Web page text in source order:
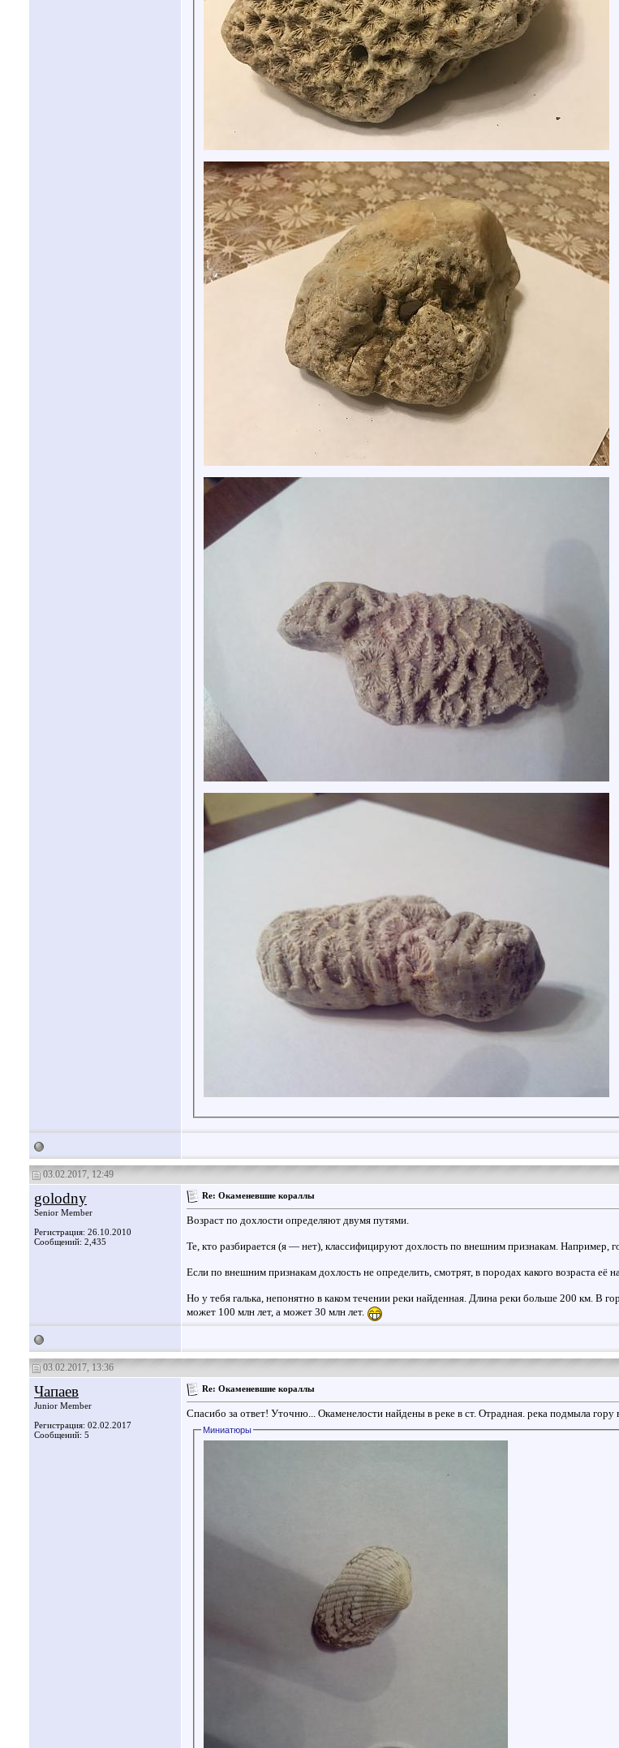
03.02.2017, 12:49
golodny
Senior Member
Регистрация: 26.10.2010
Сообщений: 2,435
Re: Окаменевшие кораллы
Возраст по дохлости определяют двумя путями.
Те, кто разбирается (я — нет), классифицируют дохлость по внешним признакам. Например,
Если по внешним признакам дохлость не определить, смотрят, в породах какого возраста её
Но у тебя галька, непонятно в каком течении реки найденная. Длина реки больше 200 км. В
может 100 млн лет, а может 30 млн лет.
03.02.2017, 13:36
Чапаев
Junior Member
Регистрация: 02.02.2017
Сообщений: 5
Re: Окаменевшие кораллы
Спасибо за ответ! Уточню... Окаменелости найдены в реке в ст. Отрадная. река подмыла
Миниатюры